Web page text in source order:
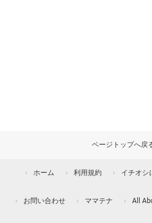
ページトップへ戻
ホーム 利用規約 イチオシ
お問い合わせ ママテナ All